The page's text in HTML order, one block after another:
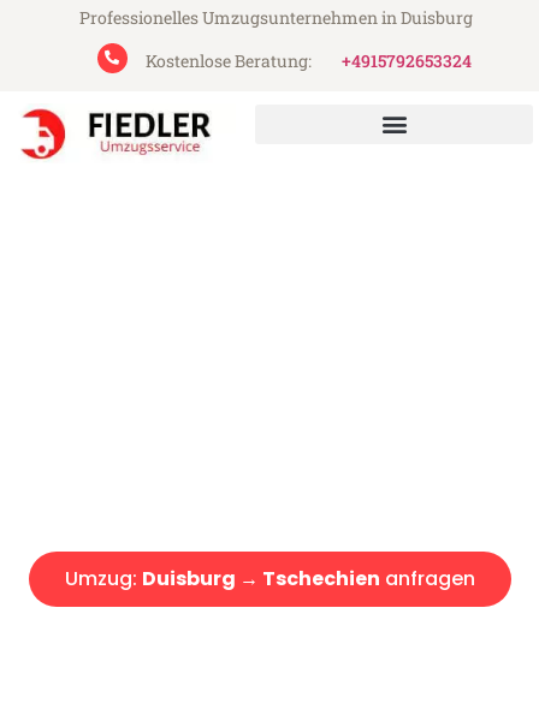
Professionelles Umzugsunternehmen in Duisburg
Kostenlose Beratung:
+4915792653324
Umzug: Duisburg → Tschechien anfragen